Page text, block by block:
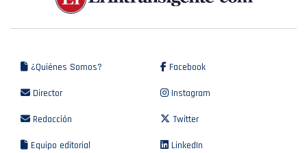
¿Quiénes Somos?
Director
Redacción
Equipo editorial
Facebook
Instagram
Twitter
LinkedIn